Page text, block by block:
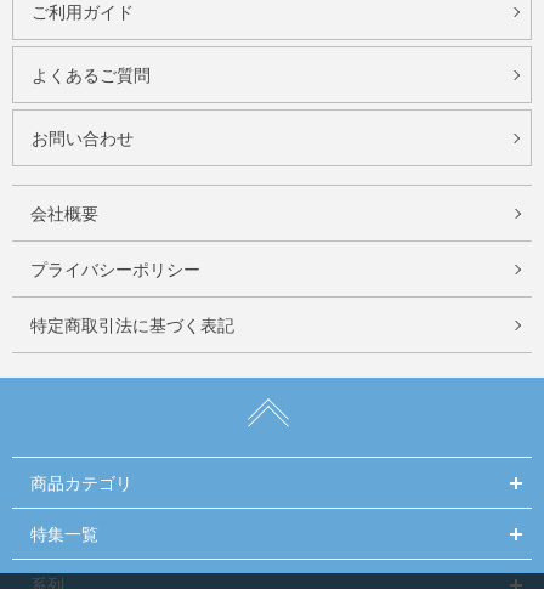
ご利用ガイド
よくあるご質問
お問い合わせ
会社概要
プライバシーポリシー
特定商取引法に基づく表記
商品カテゴリ
特集一覧